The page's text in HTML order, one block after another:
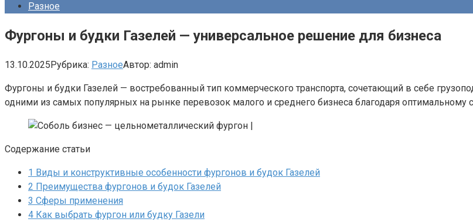
Разное
Фургоны и будки Газелей — универсальное решение для бизнеса
13.10.2025Рубрика: РазноеАвтор: admin
Фургоны и будки Газелей — востребованный тип коммерческого транспорта, сочетающий в себе
одними из самых популярных на рынке перевозок малого и среднего бизнеса благодаря
Содержание статьи
1 Виды и конструктивные особенности фургонов и будок Газелей
2 Преимущества фургонов и будок Газелей
3 Сферы применения
4 Как выбрать фургон или будку Газели